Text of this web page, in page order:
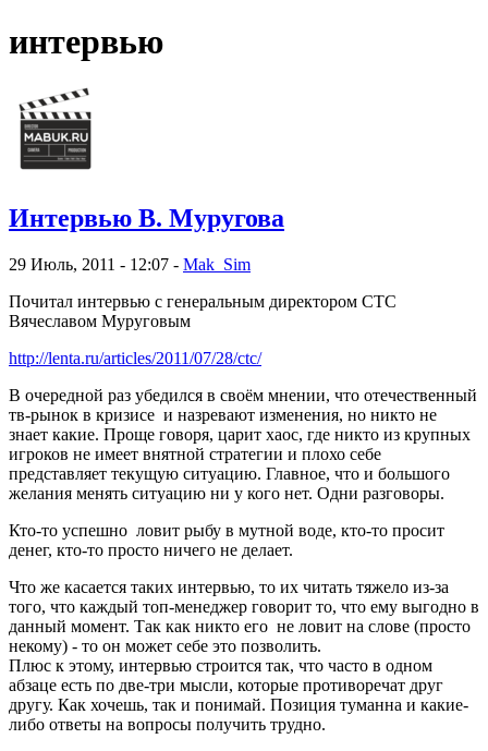
интервью
Интервью В. Муругова
29 Июль, 2011 - 12:07 - Mak_Sim
Почитал интервью с генеральным директором СТС
Вячеславом Муруговым
http://lenta.ru/articles/2011/07/28/ctc/
В очередной раз убедился в своём мнении, что отечественный
тв-рынок в кризисе и назревают изменения, но никто не
знает какие. Проще говоря, царит хаос, где никто из крупных
игроков не имеет внятной стратегии и плохо себе
представляет текущую ситуацию. Главное, что и большого
желания менять ситуацию ни у кого нет. Одни разговоры.
Кто-то успешно ловит рыбу в мутной воде, кто-то просит
денег, кто-то просто ничего не делает.
Что же касается таких интервью, то их читать тяжело из-за
того, что каждый топ-менеджер говорит то, что ему выгодно в
данный момент. Так как никто его не ловит на слове (просто
некому) - то он может себе это позволить.
Плюс к этому, интервью строится так, что часто в одном
абзаце есть по две-три мысли, которые противоречат друг
другу. Как хочешь, так и понимай. Позиция туманна и какие-
либо ответы на вопросы получить трудно.